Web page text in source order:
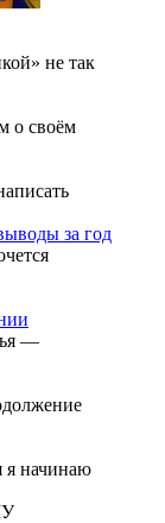
не так
о своём
за год
—
я начинаю